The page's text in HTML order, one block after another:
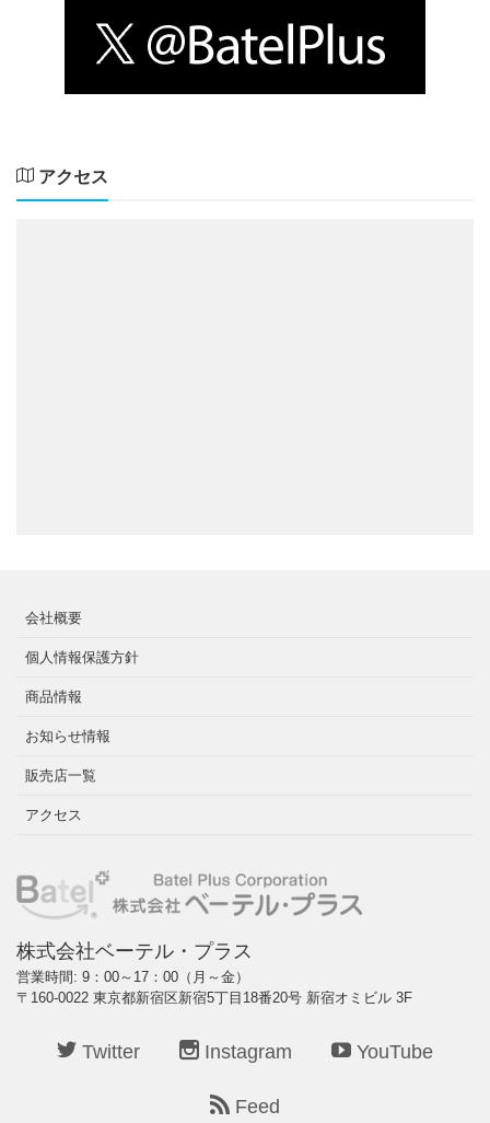
アクセス
会社概要
個人情報保護方針
商品情報
お知らせ情報
販売店一覧
アクセス
株式会社ベーテル・プラス
営業時間: 9：00～17：00（月～金）
〒160-0022 東京都新宿区新宿5丁目18番20号 新宿オミビル 3F
Twitter Instagram YouTube
Feed